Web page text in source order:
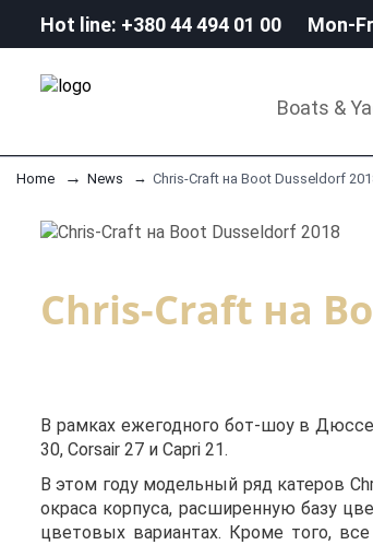
Hot line: +380 44 494 01 00 Mon-
Boats &
Home News Chris-Craft на Boot Dusseldorf
Chris-Craft на
В рамках ежегодного бот-шоу в
30, Corsair 27 и Capri 21.
В этом году модельный ряд катеров
окраса корпуса, расширенную базу
цветовых вариантах. Кроме того,